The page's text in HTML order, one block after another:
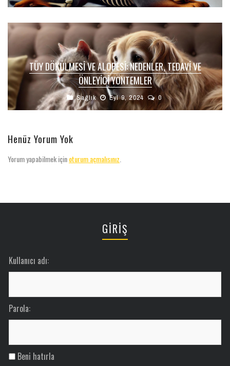
TÜY DÖKÜLMESI VE ALOPESI: NEDENLER, TEDAVI VE
ÖNLEYICI YÖNTEMLER
Sağlık Eyl 9, 2024 0
Henüz Yorum Yok
Yorum yapabilmek içinoturum açmalısınız
GİRİŞ
Kullanıcı adı:
Parola:
Beni hatırla